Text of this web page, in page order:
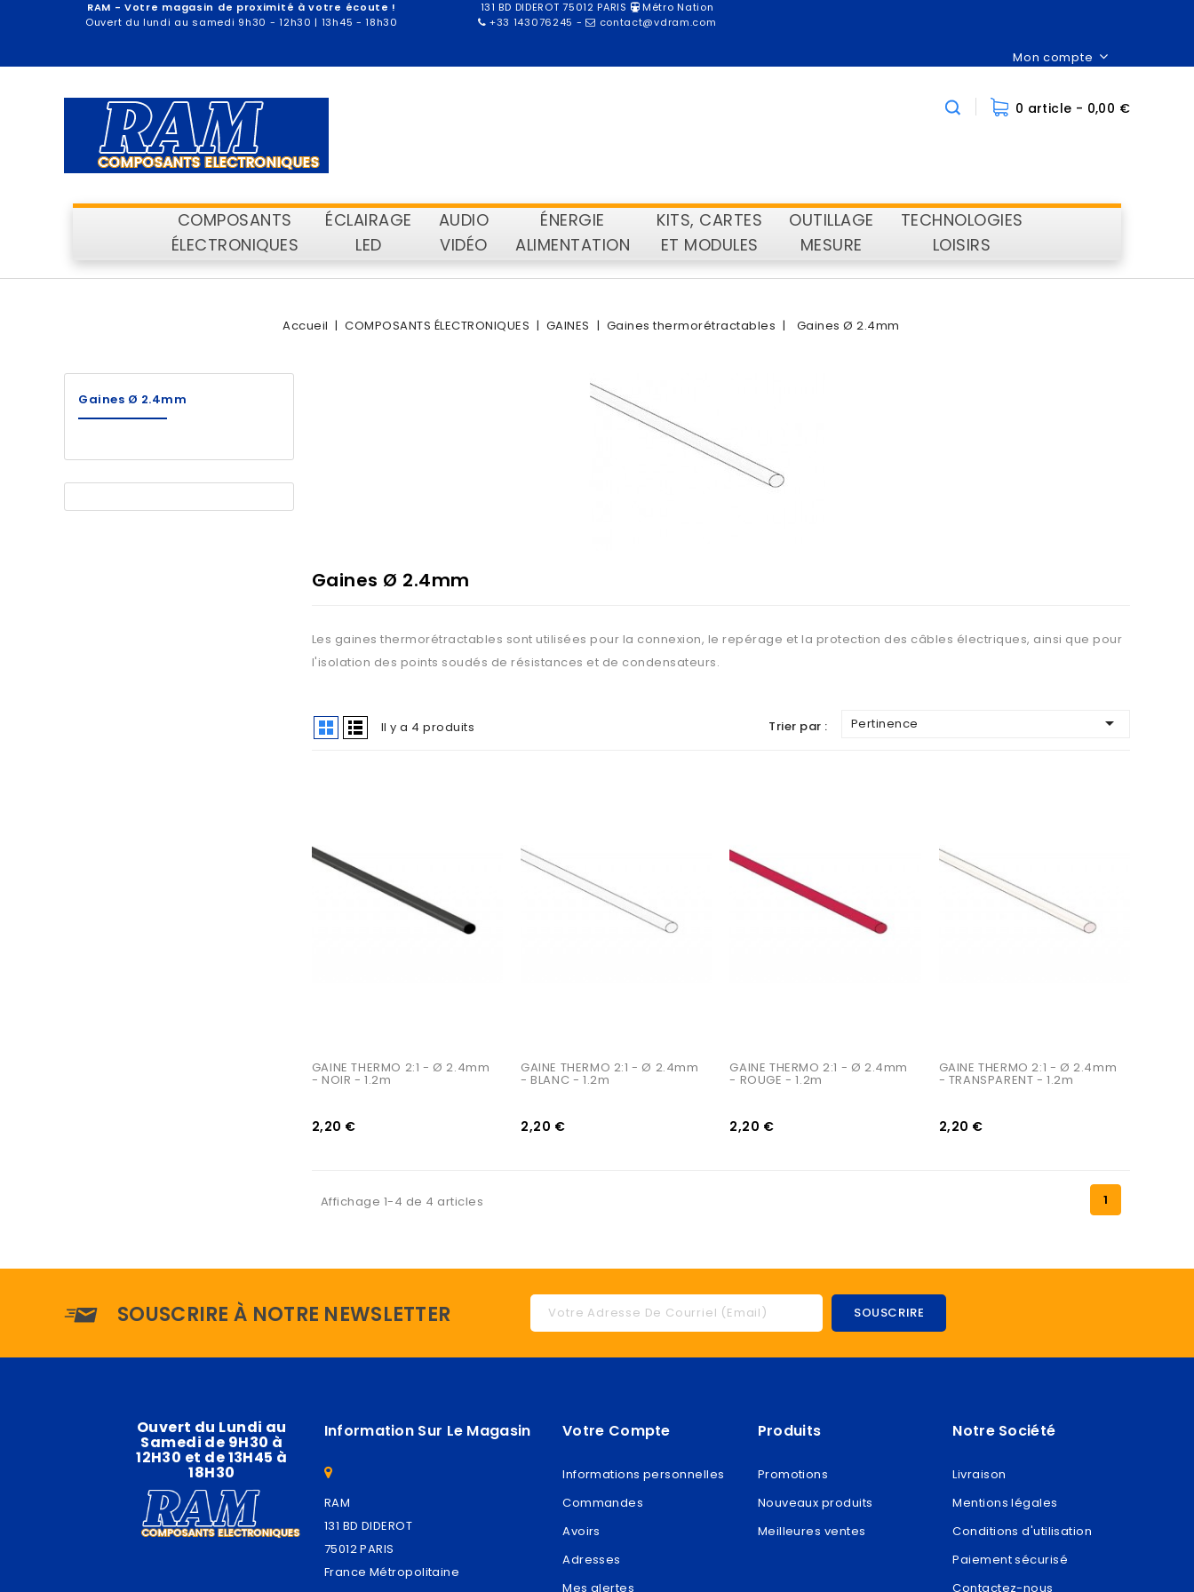
RAM - Votre magasin de proximité à votre écoute !
Ouvert du lundi au samedi 9h30 - 12h30 | 13h45 - 18h30
131 BD DIDEROT 75012 PARIS
Métro Nation
+33 143076245 - contact@vdram.com
Mon compte
0 article - 0,00 €
COMPOSANTS
ÉLECTRONIQUES
ÉCLAIRAGE
LED
AUDIO
VIDÉO
ÉNERGIE
ALIMENTATION
KITS, CARTES
ET MODULES
OUTILLAGE
MESURE
TECHNOLOGIES
LOISIRS
Accueil COMPOSANTS ÉLECTRONIQUES GAINES Gaines thermorétractables Gaines Ø 2.4mm
Gaines Ø 2.4mm
Gaines Ø 2.4mm
Les gaines thermorétractables sont utilisées pour la connexion, le repérage et la protection des câbles électriques, ainsi que pour
l'isolation des points soudés de résistances et de condensateurs.
Il y a 4 produits Trier par : Pertinence 
GAINE THERMO 2:1 - Ø 2.4mm
- NOIR - 1.2m
2,20 €
GAINE THERMO 2:1 - Ø 2.4mm
- BLANC - 1.2m
2,20 €
GAINE THERMO 2:1 - Ø 2.4mm
- ROUGE - 1.2m
2,20 €
GAINE THERMO 2:1 - Ø 2.4mm
- TRANSPARENT - 1.2m
2,20 €
Affichage 1-4 de 4 articles 1
SOUSCRIRE À NOTRE NEWSLETTER
Ouvert du Lundi au
Samedi de 9H30 à
12H30 et de 13H45 à
18H30
Information Sur Le Magasin
RAM
131 BD DIDEROT
75012 PARIS
France Métropolitaine
Votre Compte
Informations personnelles
Commandes
Avoirs
Adresses
Mes alertes
Produits
Promotions
Nouveaux produits
Meilleures ventes
Notre Société
Livraison
Mentions légales
Conditions d'utilisation
Paiement sécurisé
Contactez-nous